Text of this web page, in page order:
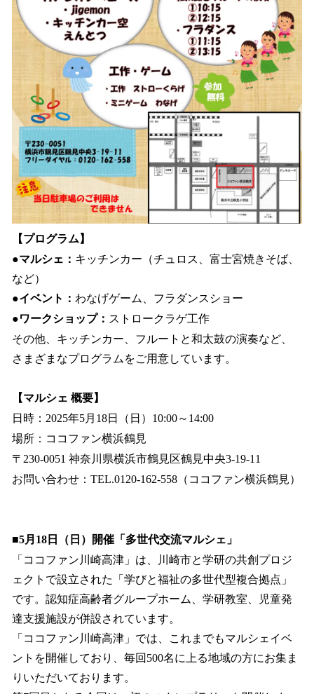
【プログラム】
●マルシェ： キッチンカー（チュロス、富士宮焼きそば、
など）
●イベント： わなげゲーム、フラダンスショー
●ワークショップ： ストロークラゲ工作
その他、キッチンカー、フルートと和太鼓の演奏など、
さまざまなプログラムをご用意しています。
【マルシェ 概要】
日時：2025年5月18日（日）10:00～14:00
場所：ココファン横浜鶴見
〒230-0051 神奈川県横浜市鶴見区鶴見中央3-19-11
お問い合わせ：TEL.0120-162-558（ココファン横浜鶴見）
■5月18日（日）開催「多世代交流マルシェ」
「ココファン川崎高津」は、川崎市と学研の共創プロジ
ェクトで設立された「学びと福祉の多世代型複合拠点」
です。認知症高齢者グループホーム、学研教室、児童発
達支援施設が併設されています。
「ココファン川崎高津」では、これまでもマルシェイベ
ントを開催しており、毎回500名に上る地域の方にお集ま
りいただいております。